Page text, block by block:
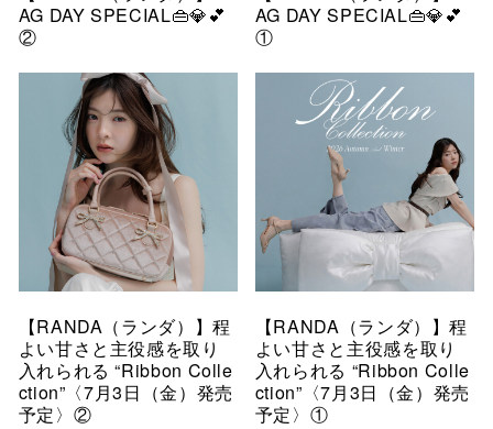
AG DAY SPECIAL👜💎💕
②
AG DAY SPECIAL👜💎💕
①
【RANDA（ランダ）】程
よい甘さと主役感を取り
入れられる “Ribbon Colle
ction”〈7月3日（金）発売
予定〉②
【RANDA（ランダ）】程
よい甘さと主役感を取り
入れられる “Ribbon Colle
ction”〈7月3日（金）発売
予定〉①